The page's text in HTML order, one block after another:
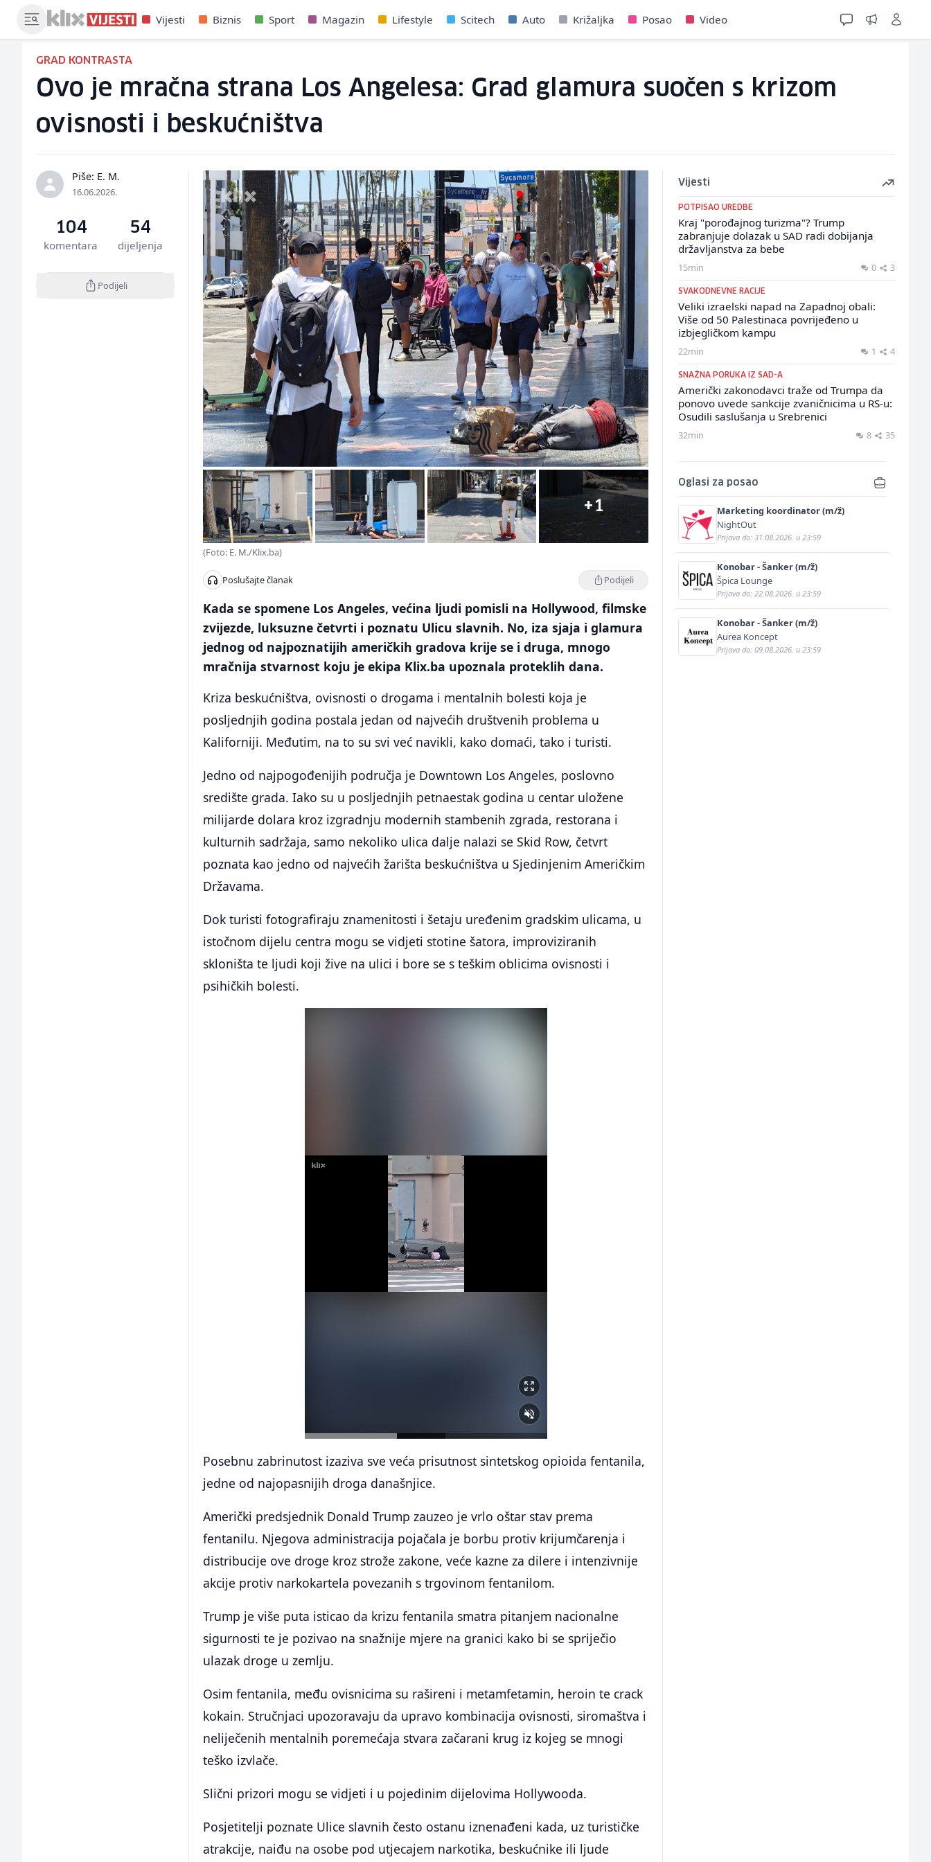
Vijesti Biznis Sport Magazin Lifestyle Scitech Auto Križaljka Posao Video
GRAD KONTRASTA
Ovo je mračna strana Los Angelesa: Grad glamura suočen s krizom
ovisnosti i beskućništva
Piše: E. M.
16.06.2026.
104
komentara
54
dijeljenja
Podijeli
+1
(Foto: E. M./Klix.ba)
Poslušajte članak Podijeli
Kada se spomene Los Angeles, većina ljudi pomisli na Hollywood, filmske
zvijezde, luksuzne četvrti i poznatu Ulicu slavnih. No, iza sjaja i glamura
jednog od najpoznatijih američkih gradova krije se i druga, mnogo
mračnija stvarnost koju je ekipa Klix.ba upoznala proteklih dana.
Kriza beskućništva, ovisnosti o drogama i mentalnih bolesti koja je
posljednjih godina postala jedan od najvećih društvenih problema u
Kaliforniji. Međutim, na to su svi već navikli, kako domaći, tako i turisti.
Jedno od najpogođenijih područja je Downtown Los Angeles, poslovno
središte grada. Iako su u posljednjih petnaestak godina u centar uložene
milijarde dolara kroz izgradnju modernih stambenih zgrada, restorana i
kulturnih sadržaja, samo nekoliko ulica dalje nalazi se Skid Row, četvrt
poznata kao jedno od najvećih žarišta beskućništva u Sjedinjenim Američkim
Državama.
Dok turisti fotografiraju znamenitosti i šetaju uređenim gradskim ulicama, u
istočnom dijelu centra mogu se vidjeti stotine šatora, improviziranih
skloništa te ljudi koji žive na ulici i bore se s teškim oblicima ovisnosti i
psihičkih bolesti.
Posebnu zabrinutost izaziva sve veća prisutnost sintetskog opioida fentanila,
jedne od najopasnijih droga današnjice.
Američki predsjednik Donald Trump zauzeo je vrlo oštar stav prema
fentanilu. Njegova administracija pojačala je borbu protiv krijumčarenja i
distribucije ove droge kroz strože zakone, veće kazne za dilere i intenzivnije
akcije protiv narkokartela povezanih s trgovinom fentanilom.
Trump je više puta isticao da krizu fentanila smatra pitanjem nacionalne
sigurnosti te je pozivao na snažnije mjere na granici kako bi se spriječio
ulazak droge u zemlju.
Osim fentanila, među ovisnicima su rašireni i metamfetamin, heroin te crack
kokain. Stručnjaci upozoravaju da upravo kombinacija ovisnosti, siromaštva i
neliječenih mentalnih poremećaja stvara začarani krug iz kojeg se mnogi
teško izvlače.
Slični prizori mogu se vidjeti i u pojedinim dijelovima Hollywooda.
Posjetitelji poznate Ulice slavnih često ostanu iznenađeni kada, uz turističke
atrakcije, naiđu na osobe pod utjecajem narkotika, beskućnike ili ljude
Vijesti
POTPISAO UREDBE
Kraj "porođajnog turizma"? Trump
zabranjuje dolazak u SAD radi dobijanja
državljanstva za bebe
15min 0 3
SVAKODNEVNE RACIJE
Veliki izraelski napad na Zapadnoj obali:
Više od 50 Palestinaca povrijeđeno u
izbjegličkom kampu
22min 1 4
SNAŽNA PORUKA IZ SAD-A
Američki zakonodavci traže od Trumpa da
ponovo uvede sankcije zvaničnicima u RS-u:
Osudili saslušanja u Srebrenici
32min 8 35
Oglasi za posao
Marketing koordinator (m/ž)
NightOut
Prijava do: 31.08.2026. u 23:59
Konobar - Šanker (m/ž)
Špica Lounge
Prijava do: 22.08.2026. u 23:59
Konobar - Šanker (m/ž)
Aurea Koncept
Prijava do: 09.08.2026. u 23:59